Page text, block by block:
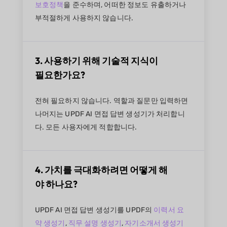
보호정책을 준수하며, 어떠한 정보도 유출하거나
부적절하게 사용하지 않습니다.
3. 사용하기 위해 기술적 지식이
필요한가요?
전혀 필요하지 않습니다. 역할과 질문만 입력하면
나머지는 UPDF AI 면접 답변 생성기가 처리합니
다. 모든 사용자에게 적합합니다.
4. 가치를 극대화하려면 어떻게 해
야 하나요?
UPDF AI 면접 답변 생성기를 UPDF의 이력서 요
약 생성기 , 직무 설명 생성기, 자기소개서 생성기